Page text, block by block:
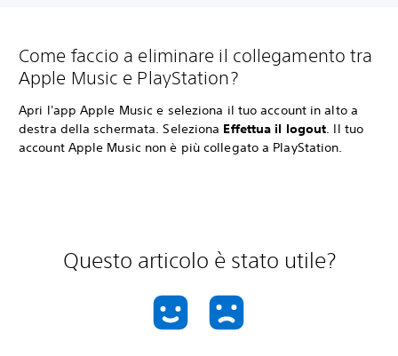
Come faccio a eliminare il collegamento tra
Apple Music e PlayStation?
Apri l'app Apple Music e seleziona il tuo account in alto a
destra della schermata. Seleziona Effettua il logout . Il tuo
account Apple Music non è più collegato a PlayStation.
Questo articolo è stato utile?